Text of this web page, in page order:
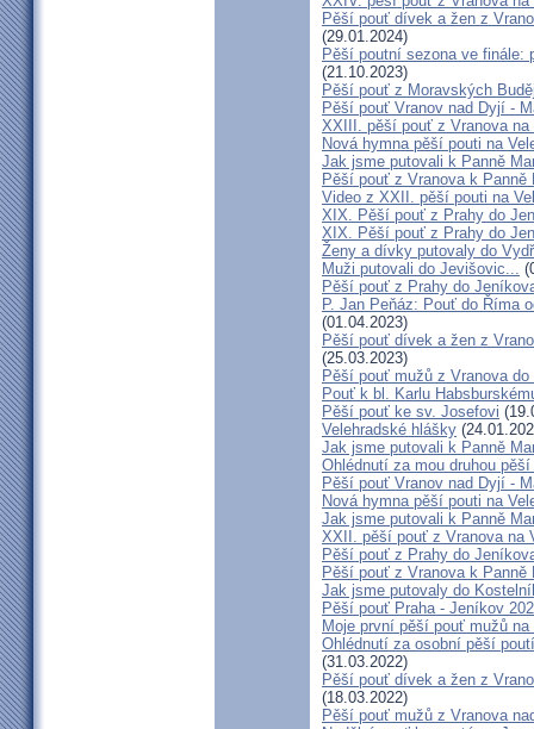
Pěší pouť dívek a žen z
(29.01.2024)
Pěší poutní sezona ve finále:
(21.10.2023)
Pěší pouť z Moravských
Pěší pouť Vranov nad Dyjí -
XXIII. pěší pouť z Vranova na
Nová hymna pěší pouti na
Jak jsme putovali k Panně
Pěší pouť z Vranova k Panně
Video z XXII. pěší pouti na
XIX. Pěší pouť z Prahy do
XIX. Pěší pouť z Prahy do
Ženy a dívky putovaly do
Muži putovali do Jevišovic...
Pěší pouť z Prahy do
P. Jan Peňáz: Pouť do Říma
(01.04.2023)
Pěší pouť dívek a žen z
(25.03.2023)
Pěší pouť mužů z Vranova
Pouť k bl. Karlu
Pěší pouť ke sv. Josefovi
Velehradské hlášky
Jak jsme putovali k Panně
Ohlédnutí za mou druhou
Pěší pouť Vranov nad Dyjí -
Nová hymna pěší pouti na
Jak jsme putovali k Panně
XXII. pěší pouť z Vranova na
Pěší pouť z Prahy do
Pěší pouť z Vranova k Panně
Jak jsme putovaly do
Pěší pouť Praha - Jeníkov
Moje první pěší pouť mužů
Ohlédnutí za osobní pěší
(31.03.2022)
Pěší pouť dívek a žen z
(18.03.2022)
Pěší pouť mužů z Vranova